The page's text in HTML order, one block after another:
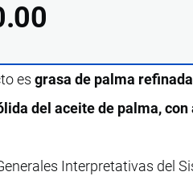
esgrasa de palma
del aceite de palma,
Interpretativas del